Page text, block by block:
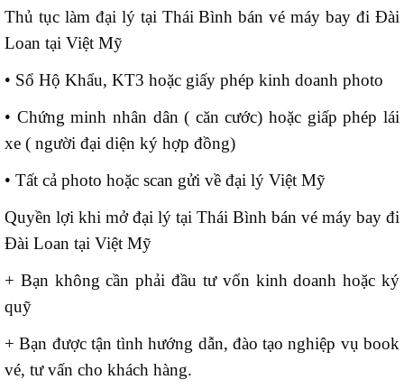
Thủ tục làm đại lý tại Thái Bình bán vé máy bay đi Đài
Loan tại Việt Mỹ
• Sổ Hộ Khẩu, KT3 hoặc giấy phép kinh doanh photo
• Chứng minh nhân dân ( căn cước) hoặc giấp phép lái
xe ( người đại diện ký hợp đồng)
• Tất cả photo hoặc scan gửi về đại lý Việt Mỹ
Quyền lợi khi mở đại lý tại Thái Bình bán vé máy bay đi
Đài Loan tại Việt Mỹ
+ Bạn không cần phải đầu tư vốn kinh doanh hoặc ký
quỹ
+ Bạn được tận tình hướng dẫn, đào tạo nghiệp vụ book
vé, tư vấn cho khách hàng.